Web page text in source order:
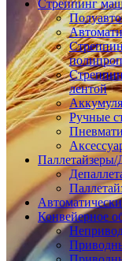
Стреппинг
лентой
Ручные
Конвейерное